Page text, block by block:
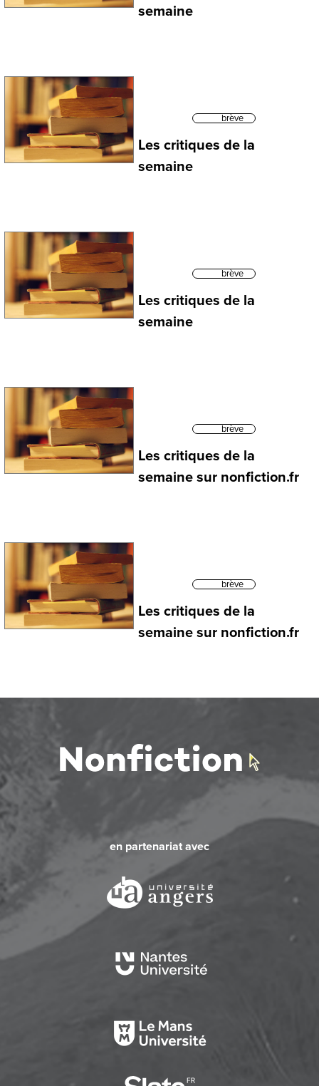
semaine
brève
Les critiques de la
semaine
brève
Les critiques de la
semaine
brève
Les critiques de la
semaine sur nonfiction.fr
brève
Les critiques de la
semaine sur nonfiction.fr
en partenariat avec